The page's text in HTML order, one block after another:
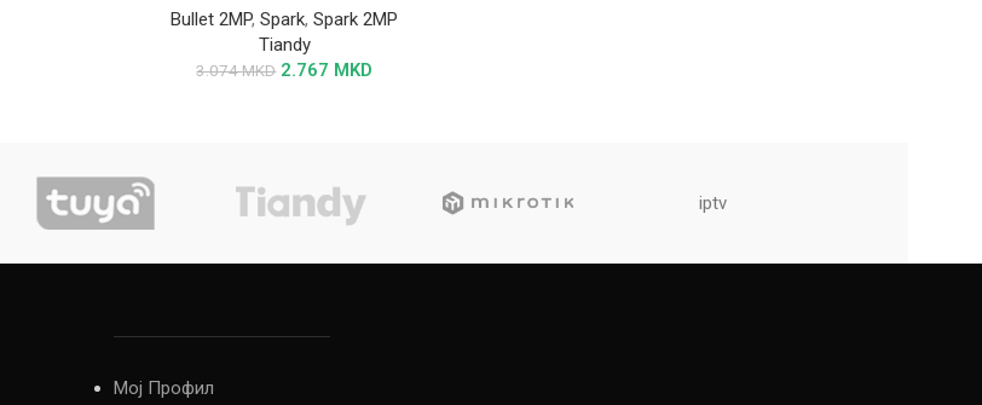
Bullet 2MP,Spark,Spark 2MP
Tiandy
3.074MKD 2.767 MKD
iptv
Мој Профил